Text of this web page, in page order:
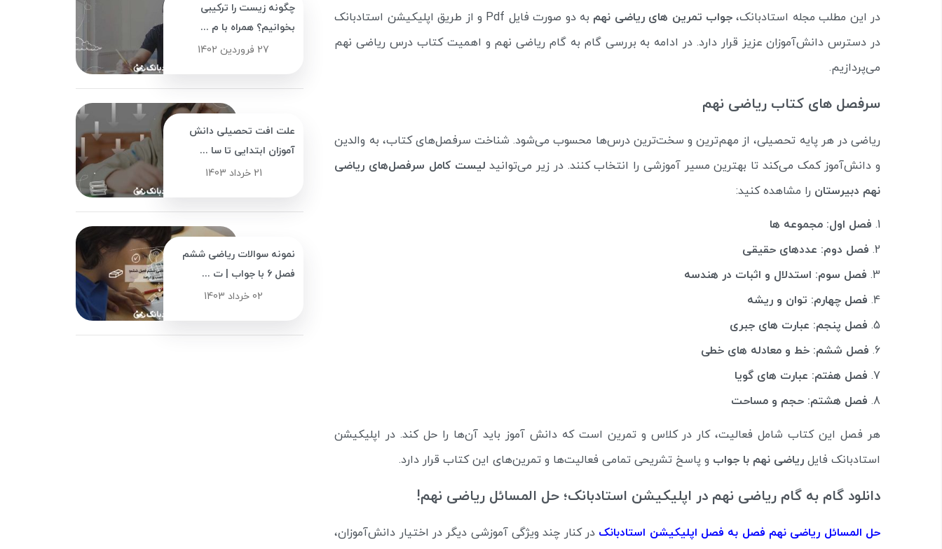
در این مطلب مجله استادبانک، جواب تمرین های ریاضی نهم
به دو صورت فایل Pdf و از طریق اپلیکیشن استادبانک
در دسترس دانش‌آموزان عزیز قرار دارد. در ادامه به بررسی گام به گام ریاضی نهم و اهمیت کتاب درس ریاضی نهم
می‌پردازیم.
سرفصل های کتاب ریاضی نهم
ریاضی در هر پایه تحصیلی، از مهم‌ترین و سخت‌ترین درس‌ها محسوب می‌شود. شناخت سرفصل‌های کتاب، به والدین
و دانش‌آموز کمک می‌کند تا بهترین مسیر آموزشی را انتخاب کنند. در زیر می‌توانید لیست کامل سرفصل‌های ریاضی
نهم دبیرستان را مشاهده کنید:
فصل اول: مجموعه ها
فصل دوم: عددهای حقیقی
فصل سوم: استدلال و اثبات در هندسه
فصل چهارم: توان و ریشه
فصل پنجم: عبارت های جبری
فصل ششم: خط و معادله های خطی
فصل هفتم: عبارت های گویا
فصل هشتم: حجم و مساحت
هر فصل این کتاب شامل فعالیت، کار در کلاس و تمرین است که دانش آموز باید آن‌ها را حل کند. در اپلیکیشن
استادبانک فایل ریاضی نهم با جواب و پاسخ تشریحی تمامی فعالیت‌ها و تمرین‌های این کتاب قرار دارد.
دانلود گام به گام ریاضی نهم در اپلیکیشن استادبانک؛ حل المسائل ریاضی نهم!
حل المسائل ریاضی نهم فصل به فصل اپلیکیشن استادبانک در کنار چند ویژگی آموزشی دیگر در اختیار دانش‌آموزان،
چگونه زیست را ترکیبی
بخوانیم؟ همراه با م ...
27 فروردین 1402
علت افت تحصیلی دانش
آموزان ابتدایی تا سا ...
21 خرداد 1403
نمونه سوالات ریاضی ششم
فصل 6 با جواب | ت ...
02 خرداد 1403